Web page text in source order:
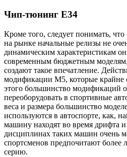
Чип-тюнинг E34
Кроме того, следует понимать,
на рынке начальные релизы не
динамическим характеристикам
современным бюджетным моделям,
создают такое впечатление.
модификации М5, которые крайне
этого большинство модификаций
переоборудовать в спортивные
веса и размера большинство
используются в автоспорте, как,
машину находят во время дрифта
дисциплинах таких машин очень
спортсменов предпочитают
серию.